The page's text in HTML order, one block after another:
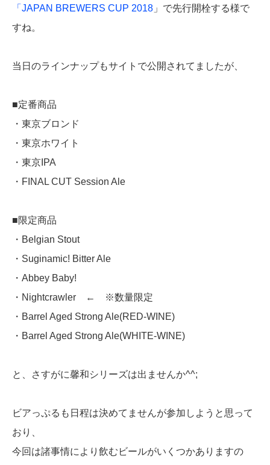
「JAPAN BREWERS CUP 2018 」で先行開栓する様で
すね。
当日のラインナップもサイトで公開されてましたが、
■定番商品
・東京ブロンド
・東京ホワイト
・東京IPA
・FINAL CUT Session Ale
■限定商品
・Belgian Stout
・Suginamic! Bitter Ale
・Abbey Baby!
・Nightcrawler ← ※数量限定
・Barrel Aged Strong Ale(RED-WINE)
・Barrel Aged Strong Ale(WHITE-WINE)
と、さすがに馨和シリーズは出ませんか^^;
ビアっぷるも日程は決めてませんが参加しようと思って
おり、
今回は諸事情により飲むビールがいくつかありますの